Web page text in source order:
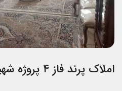
املاک پرند فاز ۴ پروژه شهید رجایی